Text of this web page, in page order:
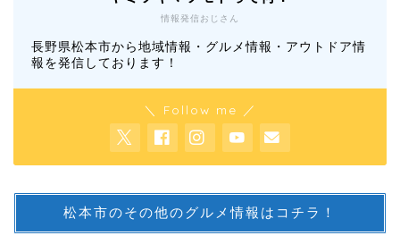
情報発信おじさん
長野県松本市から地域情報・グルメ情報・アウトドア情
報を発信しております！
＼ Follow me ／
松本市のその他のグルメ情報はコチラ！